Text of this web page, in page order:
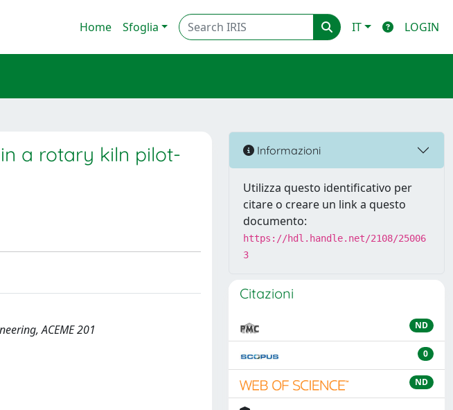
Home Sfoglia IT LOGIN
a rotary kiln pilot-
ACEME 201
Informazioni
Utilizza questo identificativo per
citare o creare un link a questo
documento:
https://hdl.handle.net/2108/25006
3
Citazioni
ND
0
ND